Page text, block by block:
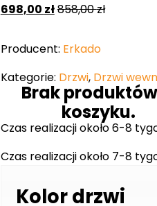
Brak
koszyku.
698,00 zł858,00zł
Producent: Erkado
Kategorie: Drzwi, Drzwi
Czas realizacji około 6-8
Czas realizacji około 7-8
Kolor drzwi